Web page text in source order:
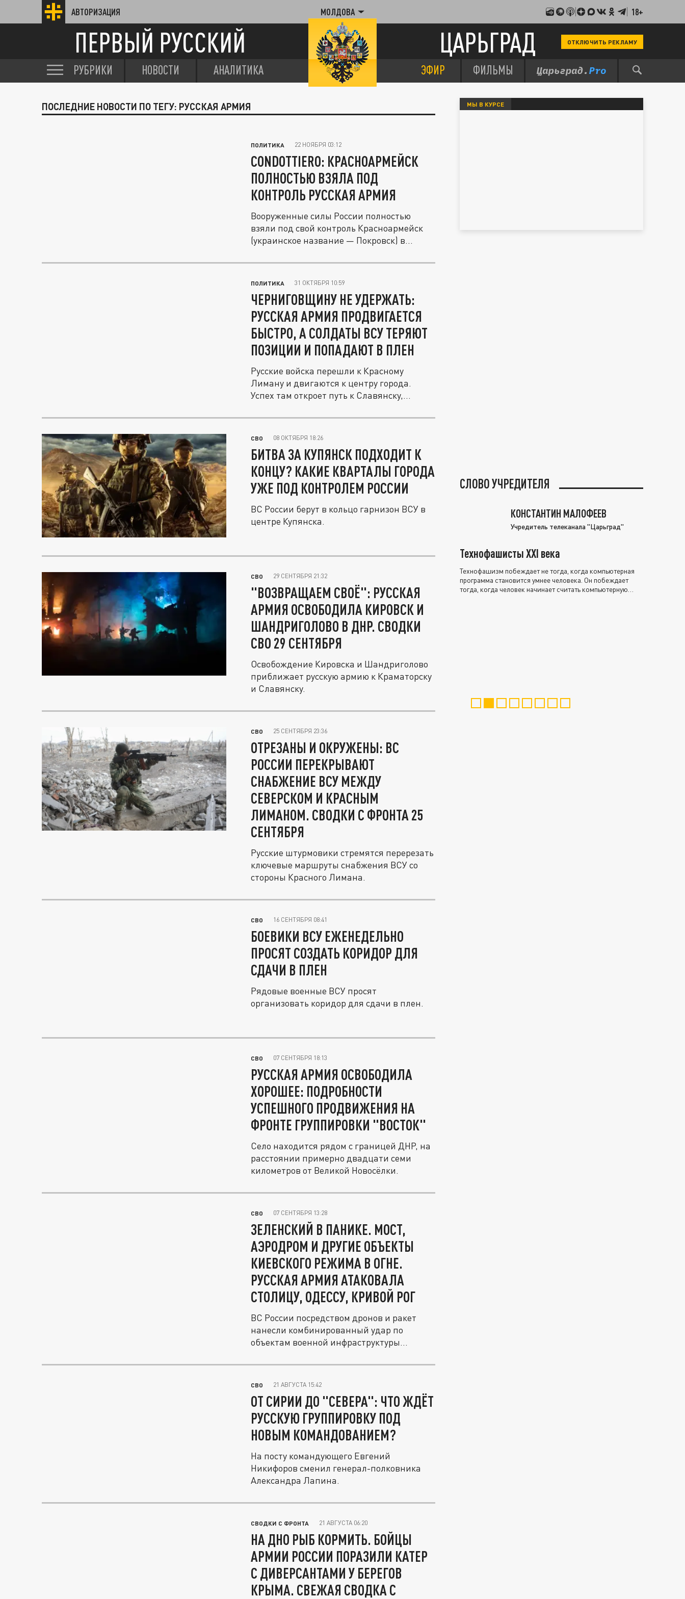
АВТОРИЗАЦИЯ МОЛДОВА 18+
ПЕРВЫЙ РУССКИЙ ЦАРЬГРАД ОТКЛЮЧИТЬ РЕКЛАМУ
РУБРИКИ НОВОСТИ АНАЛИТИКА ЭФИР ФИЛЬМЫ
ПОСЛЕДНИЕ НОВОСТИ ПО ТЕГУ: РУССКАЯ АРМИЯ
ПОЛИТИКА 22 НОЯБРЯ 03:12
CONDOTTIERO: КРАСНОАРМЕЙСК
ПОЛНОСТЬЮ ВЗЯЛА ПОД
КОНТРОЛЬ РУССКАЯ АРМИЯ
Вооруженные силы России полностью
взяли под свой контроль Красноармейск
(украинское название — Покровск) в...
ПОЛИТИКА 31 ОКТЯБРЯ 10:59
ЧЕРНИГОВЩИНУ НЕ УДЕРЖАТЬ:
РУССКАЯ АРМИЯ ПРОДВИГАЕТСЯ
БЫСТРО, А СОЛДАТЫ ВСУ ТЕРЯЮТ
ПОЗИЦИИ И ПОПАДАЮТ В ПЛЕН
Русские войска перешли к Красному
Лиману и двигаются к центру города.
Успех там откроет путь к Славянску,...
СВО 08 ОКТЯБРЯ 18:26
БИТВА ЗА КУПЯНСК ПОДХОДИТ К
КОНЦУ? КАКИЕ КВАРТАЛЫ ГОРОДА
УЖЕ ПОД КОНТРОЛЕМ РОССИИ
ВС России берут в кольцо гарнизон ВСУ в
центре Купянска.
СВО 29 СЕНТЯБРЯ 21:32
"ВОЗВРАЩАЕМ СВОЁ": РУССКАЯ
АРМИЯ ОСВОБОДИЛА КИРОВСК И
ШАНДРИГОЛОВО В ДНР. СВОДКИ
СВО 29 СЕНТЯБРЯ
Освобождение Кировска и Шандриголово
приближает русскую армию к Краматорску
и Славянску.
СВО 25 СЕНТЯБРЯ 23:36
ОТРЕЗАНЫ И ОКРУЖЕНЫ: ВС
РОССИИ ПЕРЕКРЫВАЮТ
СНАБЖЕНИЕ ВСУ МЕЖДУ
СЕВЕРСКОМ И КРАСНЫМ
ЛИМАНОМ. СВОДКИ С ФРОНТА 25
СЕНТЯБРЯ
Русские штурмовики стремятся перерезать
ключевые маршруты снабжения ВСУ со
стороны Красного Лимана.
СВО 16 СЕНТЯБРЯ 08:41
БОЕВИКИ ВСУ ЕЖЕНЕДЕЛЬНО
ПРОСЯТ СОЗДАТЬ КОРИДОР ДЛЯ
СДАЧИ В ПЛЕН
Рядовые военные ВСУ просят
организовать коридор для сдачи в плен.
СВО 07 СЕНТЯБРЯ 18:13
РУССКАЯ АРМИЯ ОСВОБОДИЛА
ХОРОШЕЕ: ПОДРОБНОСТИ
УСПЕШНОГО ПРОДВИЖЕНИЯ НА
ФРОНТЕ ГРУППИРОВКИ "ВОСТОК"
Село находится рядом с границей ДНР, на
расстоянии примерно двадцати семи
километров от Великой Новосёлки.
СВО 07 СЕНТЯБРЯ 13:28
ЗЕЛЕНСКИЙ В ПАНИКЕ. МОСТ,
АЭРОДРОМ И ДРУГИЕ ОБЪЕКТЫ
КИЕВСКОГО РЕЖИМА В ОГНЕ.
РУССКАЯ АРМИЯ АТАКОВАЛА
СТОЛИЦУ, ОДЕССУ, КРИВОЙ РОГ
ВС России посредством дронов и ракет
нанесли комбинированный удар по
объектам военной инфраструктуры
СВО 21 АВГУСТА 15:42
ОТ СИРИИ ДО "СЕВЕРА": ЧТО ЖДЁТ
РУССКУЮ ГРУППИРОВКУ ПОД
НОВЫМ КОМАНДОВАНИЕМ?
На посту командующего Евгений
Никифоров сменил генерал-полковника
Александра Лапина.
СВОДКИ С ФРОНТА 21 АВГУСТА 06:20
НА ДНО РЫБ КОРМИТЬ. БОЙЦЫ
АРМИИ РОССИИ ПОРАЗИЛИ КАТЕР
С ДИВЕРСАНТАМИ У БЕРЕГОВ
КРЫМА. СВЕЖАЯ СВОДКА С
МЫ В КУРСЕ
СЛОВО УЧРЕДИТЕЛЯ
КОНСТАНТИН МАЛОФЕЕВ
Учредитель телеканала "Царьград"
Технофашисты XXI века
Технофашизм побеждает не тогда, когда компьютерная
программа становится умнее человека. Он побеждает
тогда, когда человек начинает считать компьютерную